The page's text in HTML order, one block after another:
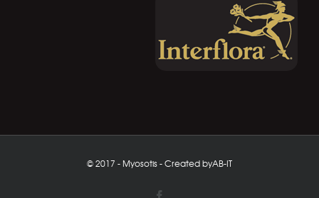
© 2017 - Myosotis - Created byAB-IT